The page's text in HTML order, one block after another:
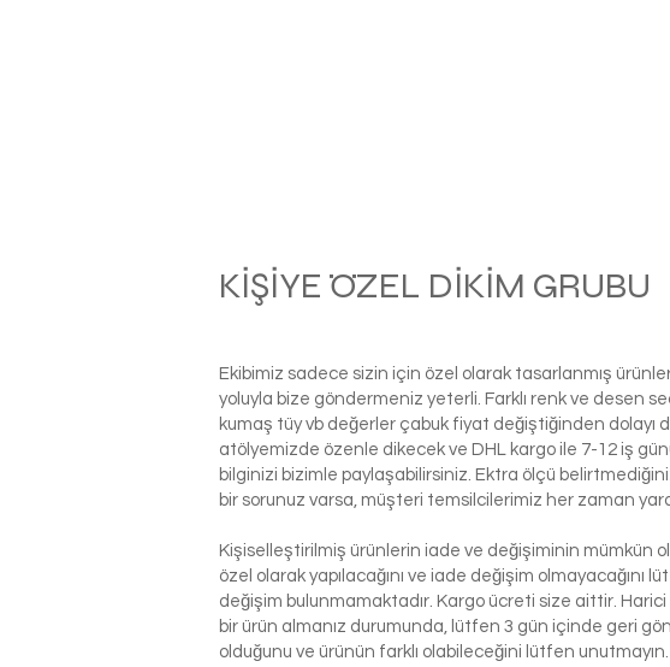
KİŞİYE ÖZEL DİKİM GRUBU
Ekibimiz sadece sizin için özel olarak tasarlanmış
yoluyla bize göndermeniz yeterli. Farklı renk ve desen
kumaş tüy vb değerler çabuk fiyat değiştiğinden dolayı
atölyemizde özenle dikecek ve DHL kargo ile 7-12 iş
bilginizi bizimle paylaşabilirsiniz. Ektra ölçü
bir sorunuz varsa, müşteri temsilcilerimiz her zaman
Kişiselleştirilmiş ürünlerin iade ve değişiminin mümkün
özel olarak yapılacağını ve iade değişim
değişim bulunmamaktadır. Kargo ücreti size aittir.
bir ürün almanız durumunda, lütfen 3 gün içinde geri
olduğunu ve ürünün farklı olabileceğini lütfen